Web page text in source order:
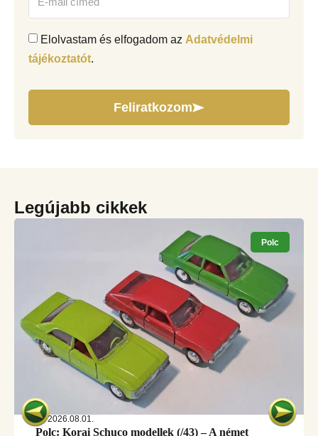
Elolvastam és elfogadom az Adatvédelmi
tájékoztatót.
Feliratkozom
Legújabb cikkek
Polc
2026.08.01.
Polc: Korai Schuco modellek (/43) – A német